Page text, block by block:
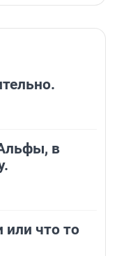
в
или что то